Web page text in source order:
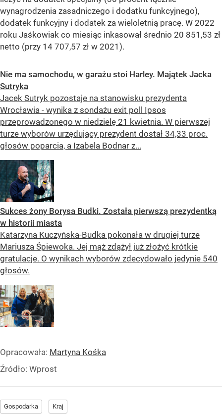
wynagrodzenia zasadniczego i dodatku funkcyjnego),
dodatek funkcyjny i dodatek za wieloletnią pracę. W 2022
roku Jaśkowiak co miesiąc inkasował średnio 20 851,53 zł
netto (przy 14 707,57 zł w 2021).
Nie ma samochodu, w garażu stoi Harley. Majątek Jacka
Sutryka
Jacek Sutryk pozostaje na stanowisku prezydenta
Wrocławia - wynika z sondażu exit poll Ipsos
przeprowadzonego w niedzielę 21 kwietnia. W pierwszej
turze wyborów urzędujący prezydent dostał 34,33 proc.
głosów poparcia, a Izabela Bodnar z...
Sukces żony Borysa Budki. Została pierwszą prezydentką
w historii miasta
Katarzyna Kuczyńska-Budka pokonała w drugiej turze
Mariusza Śpiewoka. Jej mąż zdążył już złożyć krótkie
gratulacje. O wynikach wyborów zdecydowało jedynie 540
głosów.
Opracowała: Martyna Kośka
Źródło: Wprost
Gospodarka Kraj